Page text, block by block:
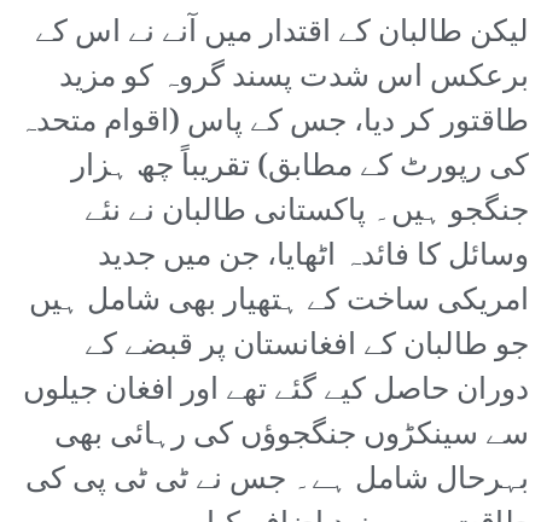
لیکن طالبان کے اقتدار میں آنے نے اس کے
برعکس اس شدت پسند گروہ کو مزید
طاقتور کر دیا، جس کے پاس (اقوام متحدہ
کی رپورٹ کے مطابق) تقریباً چھ ہزار
جنگجو ہیں۔ پاکستانی طالبان نے نئے
وسائل کا فائدہ اٹھایا، جن میں جدید
امریکی ساخت کے ہتھیار بھی شامل ہیں
جو طالبان کے افغانستان پر قبضے کے
دوران حاصل کیے گئے تھے اور افغان جیلوں
سے سینکڑوں جنگجوؤں کی رہائی بھی
بہرحال شامل ہے۔ جس نے ٹی ٹی پی کی